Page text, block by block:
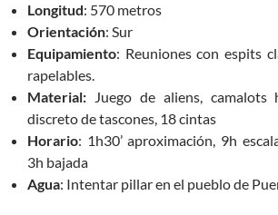
Longitud: 570 metros
Orientación: Sur
Equipamiento: Reuniones con espits
rapelables.
Material: Juego de aliens,
discreto de tascones, 18 cintas
Horario: 1h30’ aproximación, 9h
3h bajada
Agua: Intentar pillar en el pueblo de